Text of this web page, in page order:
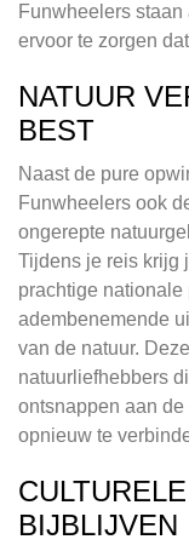
Funwheelers
ervoor te zorgen
NATUUR
BEST
Naast de pure
Funwheelers ook
ongerepte
Tijdens je reis krijg
prachtige nationale
adembenemende
van de natuur.
natuurliefhebbers
ontsnappen aan
opnieuw te
BIJBLIJVEN